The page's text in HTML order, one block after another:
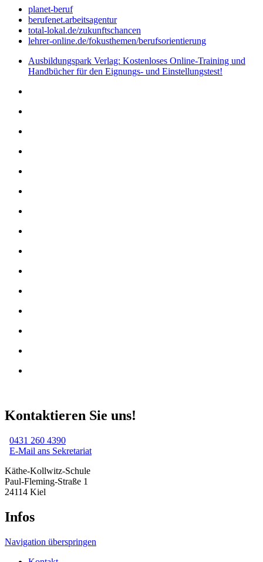
planet-beruf
berufenet.arbeitsagentur
total-lokal.de/zukunftschancen
lehrer-online.de/fokusthemen/berufsorientierung
Ausbildungspark Verlag: Kostenloses Online-Training und
Handbücher für den Eignungs- und Einstellungstest!
Kontaktieren Sie uns!
0431 260 4390
E-Mail ans Sekretariat
Käthe-Kollwitz-Schule
Paul-Fleming-Straße 1
24114 Kiel
Infos
Navigation überspringen